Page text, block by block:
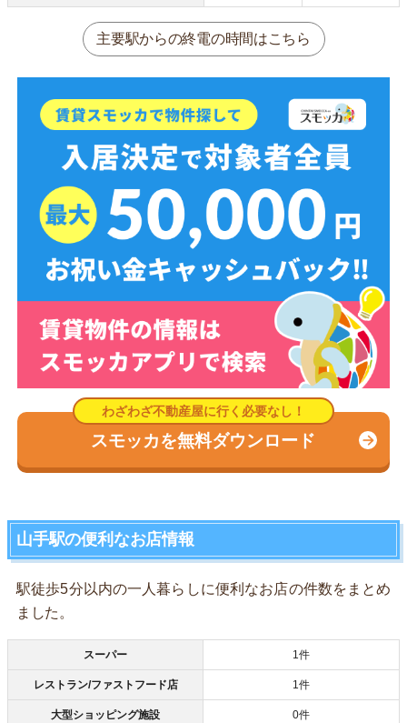
主要駅からの終電の時間はこちら
スモッカを無料ダウンロード
山手駅の便利なお店情報
駅徒歩5分以内の一人暮らしに便利なお店の件数をまとめ
ました。
スーパー 1件
レストラン/ファストフード店 1件
大型ショッピング施設 0件